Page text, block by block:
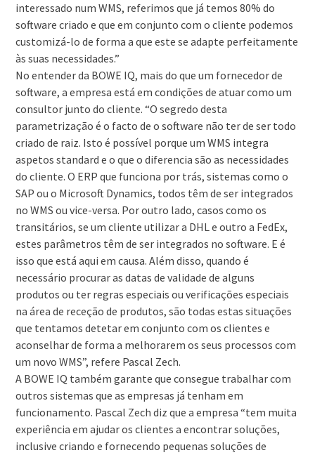
interessado num WMS, referimos que já temos 80% do
software criado e que em conjunto com o cliente podemos
customizá-lo de forma a que este se adapte perfeitamente
às suas necessidades.”
No entender da BOWE IQ, mais do que um fornecedor de
software, a empresa está em condições de atuar como um
consultor junto do cliente. “O segredo desta
parametrização é o facto de o software não ter de ser todo
criado de raiz. Isto é possível porque um WMS integra
aspetos standard e o que o diferencia são as necessidades
do cliente. O ERP que funciona por trás, sistemas como o
SAP ou o Microsoft Dynamics, todos têm de ser integrados
no WMS ou vice-versa. Por outro lado, casos como os
transitários, se um cliente utilizar a DHL e outro a FedEx,
estes parâmetros têm de ser integrados no software. E é
isso que está aqui em causa. Além disso, quando é
necessário procurar as datas de validade de alguns
produtos ou ter regras especiais ou verificações especiais
na área de receção de produtos, são todas estas situações
que tentamos detetar em conjunto com os clientes e
aconselhar de forma a melhorarem os seus processos com
um novo WMS”, refere Pascal Zech.
A BOWE IQ também garante que consegue trabalhar com
outros sistemas que as empresas já tenham em
funcionamento. Pascal Zech diz que a empresa “tem muita
experiência em ajudar os clientes a encontrar soluções,
inclusive criando e fornecendo pequenas soluções de